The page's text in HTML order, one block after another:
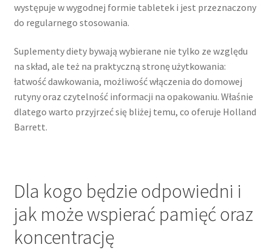
występuje w wygodnej formie tabletek i jest przeznaczony
do regularnego stosowania.
Suplementy diety bywają wybierane nie tylko ze względu
na skład, ale też na praktyczną stronę użytkowania:
łatwość dawkowania, możliwość włączenia do domowej
rutyny oraz czytelność informacji na opakowaniu. Właśnie
dlatego warto przyjrzeć się bliżej temu, co oferuje Holland
Barrett.
Dla kogo będzie odpowiedni i
jak może wspierać pamięć oraz
koncentrację